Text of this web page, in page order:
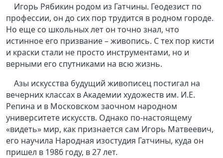
Игорь Рябикин родом из Гатчины. Геодезист по
профессии, он до сих пор трудится в родном городе.
Но еще со школьных лет он точно знал, что
истинное его призвание – живопись. С тех пор кисти
и краски стали не просто инструментами, но и
верными его спутниками на всю жизнь.
Азы искусства будущий живописец постигал на
вечерних классах в Академии художеств им. И.Е.
Репина и в Московском заочном народном
университете искусств. Однако по-настоящему
«видеть» мир, как признается сам Игорь Матвеевич,
его научила Народная изостудия Гатчины, куда он
пришел в 1986 году, в 27 лет.